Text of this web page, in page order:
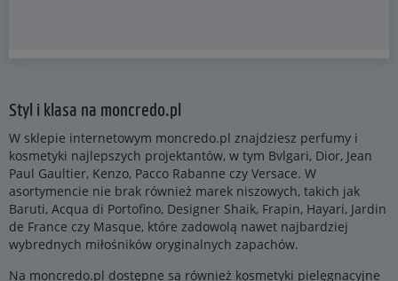
Styl i klasa na moncredo.pl
W sklepie internetowym moncredo.pl znajdziesz perfumy i
kosmetyki najlepszych projektantów, w tym Bvlgari, Dior, Jean
Paul Gaultier, Kenzo, Pacco Rabanne czy Versace. W
asortymencie nie brak również marek niszowych, takich jak
Baruti, Acqua di Portofino, Designer Shaik, Frapin, Hayari, Jardin
de France czy Masque, które zadowolą nawet najbardziej
wybrednych miłośników oryginalnych zapachów.
Na moncredo.pl dostępne są również kosmetyki pielęgnacyjne